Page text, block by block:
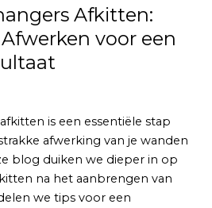
Afkitten:
voor een
is een essentiële stap
afwerking van je wanden
blog duiken we dieper in op
na het aanbrengen van
we tips voor een